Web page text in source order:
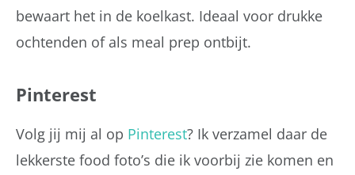
bewaart het in de koelkast. Ideaal voor drukke
ochtenden of als meal prep ontbijt.
Pinterest
Volg jij mij al op Pinterest? Ik verzamel daar de
lekkerste food foto’s die ik voorbij zie komen en